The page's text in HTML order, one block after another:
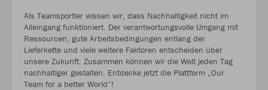
Als Teamsportler wissen wir, dass Nachhaltigkeit nicht im
Alleingang funktioniert. Der verantwortungsvolle Umgang mit
Ressourcen, gute Arbeitsbedingungen entlang der
Lieferkette und viele weitere Faktoren entscheiden über
unsere Zukunft. Zusammen können wir die Welt jeden Tag
nachhaltiger gestalten. Entdecke jetzt die Plattform „Our
Team for a better World“!